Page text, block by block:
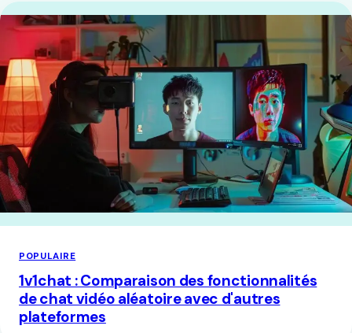
POPULAIRE
1v1chat : Comparaison des fonctionnalités
de chat vidéo aléatoire avec d'autres
plateformes